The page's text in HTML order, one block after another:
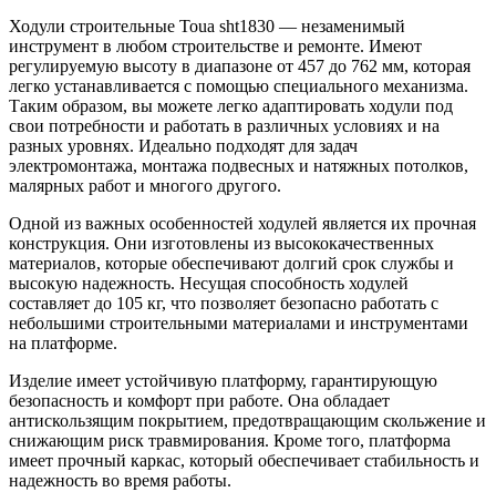
Ходули строительные Toua sht1830 — незаменимый
инструмент в любом строительстве и ремонте. Имеют
регулируемую высоту в диапазоне от 457 до 762 мм, которая
легко устанавливается с помощью специального механизма.
Таким образом, вы можете легко адаптировать ходули под
свои потребности и работать в различных условиях и на
разных уровнях. Идеально подходят для задач
электромонтажа, монтажа подвесных и натяжных потолков,
малярных работ и многого другого.
Одной из важных особенностей ходулей является их прочная
конструкция. Они изготовлены из высококачественных
материалов, которые обеспечивают долгий срок службы и
высокую надежность. Несущая способность ходулей
составляет до 105 кг, что позволяет безопасно работать с
небольшими строительными материалами и инструментами
на платформе.
Изделие имеет устойчивую платформу, гарантирующую
безопасность и комфорт при работе. Она обладает
антискользящим покрытием, предотвращающим скольжение и
снижающим риск травмирования. Кроме того, платформа
имеет прочный каркас, который обеспечивает стабильность и
надежность во время работы.